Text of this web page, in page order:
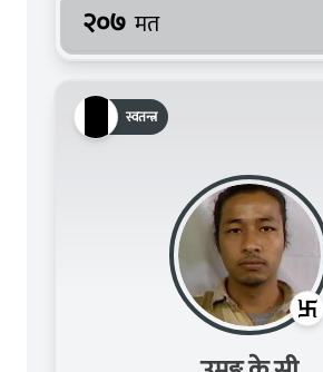
२०७ मत
स्वतन्त्र